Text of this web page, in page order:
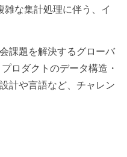
な集計処理に伴う、イ
課題を解決するグローバ
ロダクトのデータ構造・
計や言語など、チャレン